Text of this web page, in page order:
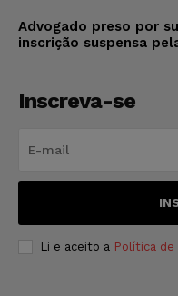
Advogado preso por
inscrição suspensa
Inscreva-se
Li e aceito a Política de